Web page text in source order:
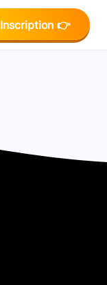
Inscription 👉